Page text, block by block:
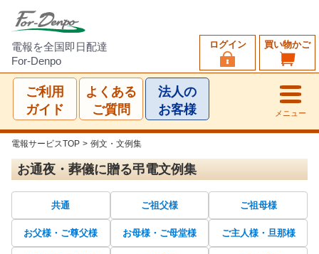
電報を全国即日配達
For-Denpo
買い物かご
ログイン
ご利用
ガイド
よくある
ご質問
法人の
お客様
メニュー
電報サービスTOP > 例文・文例集
お通夜・葬儀に贈る弔電文例集
共通 ご祖父様 ご祖母様
お父様・ご尊父様 お母様・ご母堂様 ご主人様・旦那様